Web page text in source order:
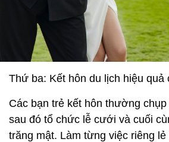
Thứ ba: Kết hôn du lịch hiệu quả
Các bạn trẻ kết hôn thường
sau đó tổ chức lễ cưới và cuối
trăng mật. Làm từng việc riêng